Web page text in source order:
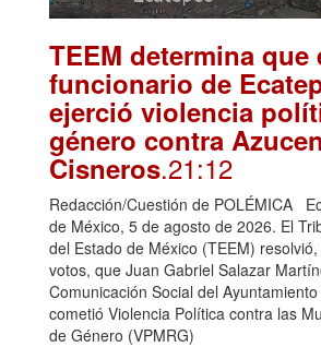
TEEM determina que
funcionario de
ejerció violencia
género contra
Cisneros.21:12
Redacción/Cuestión de POLÉMICA
de México, 5 de agosto de 2026. El
del Estado de México (TEEM)
votos, que Juan Gabriel Salazar
Comunicación Social del
cometió Violencia Política contra las
de Género (VPMRG)